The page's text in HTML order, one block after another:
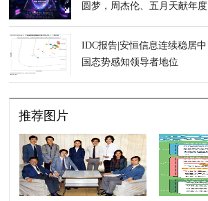
圆梦，周杰伦、五月天献年度
IDC报告|安恒信息连续稳居中
国态势感知领导者地位
推荐图片